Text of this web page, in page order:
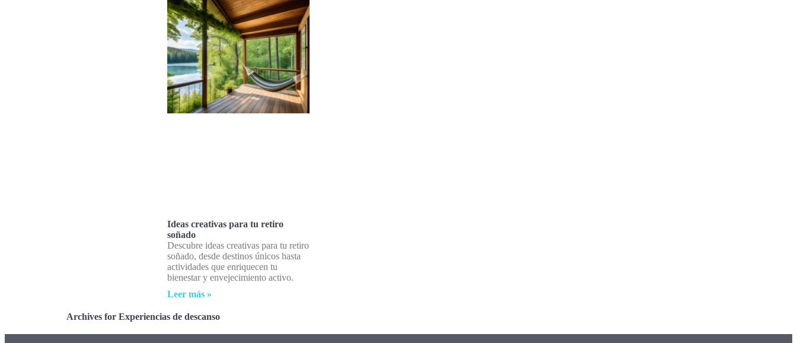
Ideas creativas para tu retiro
soñado
Descubre ideas creativas para tu retiro
soñado, desde destinos únicos hasta
actividades que enriquecen tu
bienestar y envejecimiento activo.
Leer más »
Archives for Experiencias de descanso